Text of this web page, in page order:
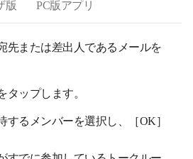
版 PC版アプリ
先または差出人であるメールを
タップします。
するメンバーを選択し、［OK］